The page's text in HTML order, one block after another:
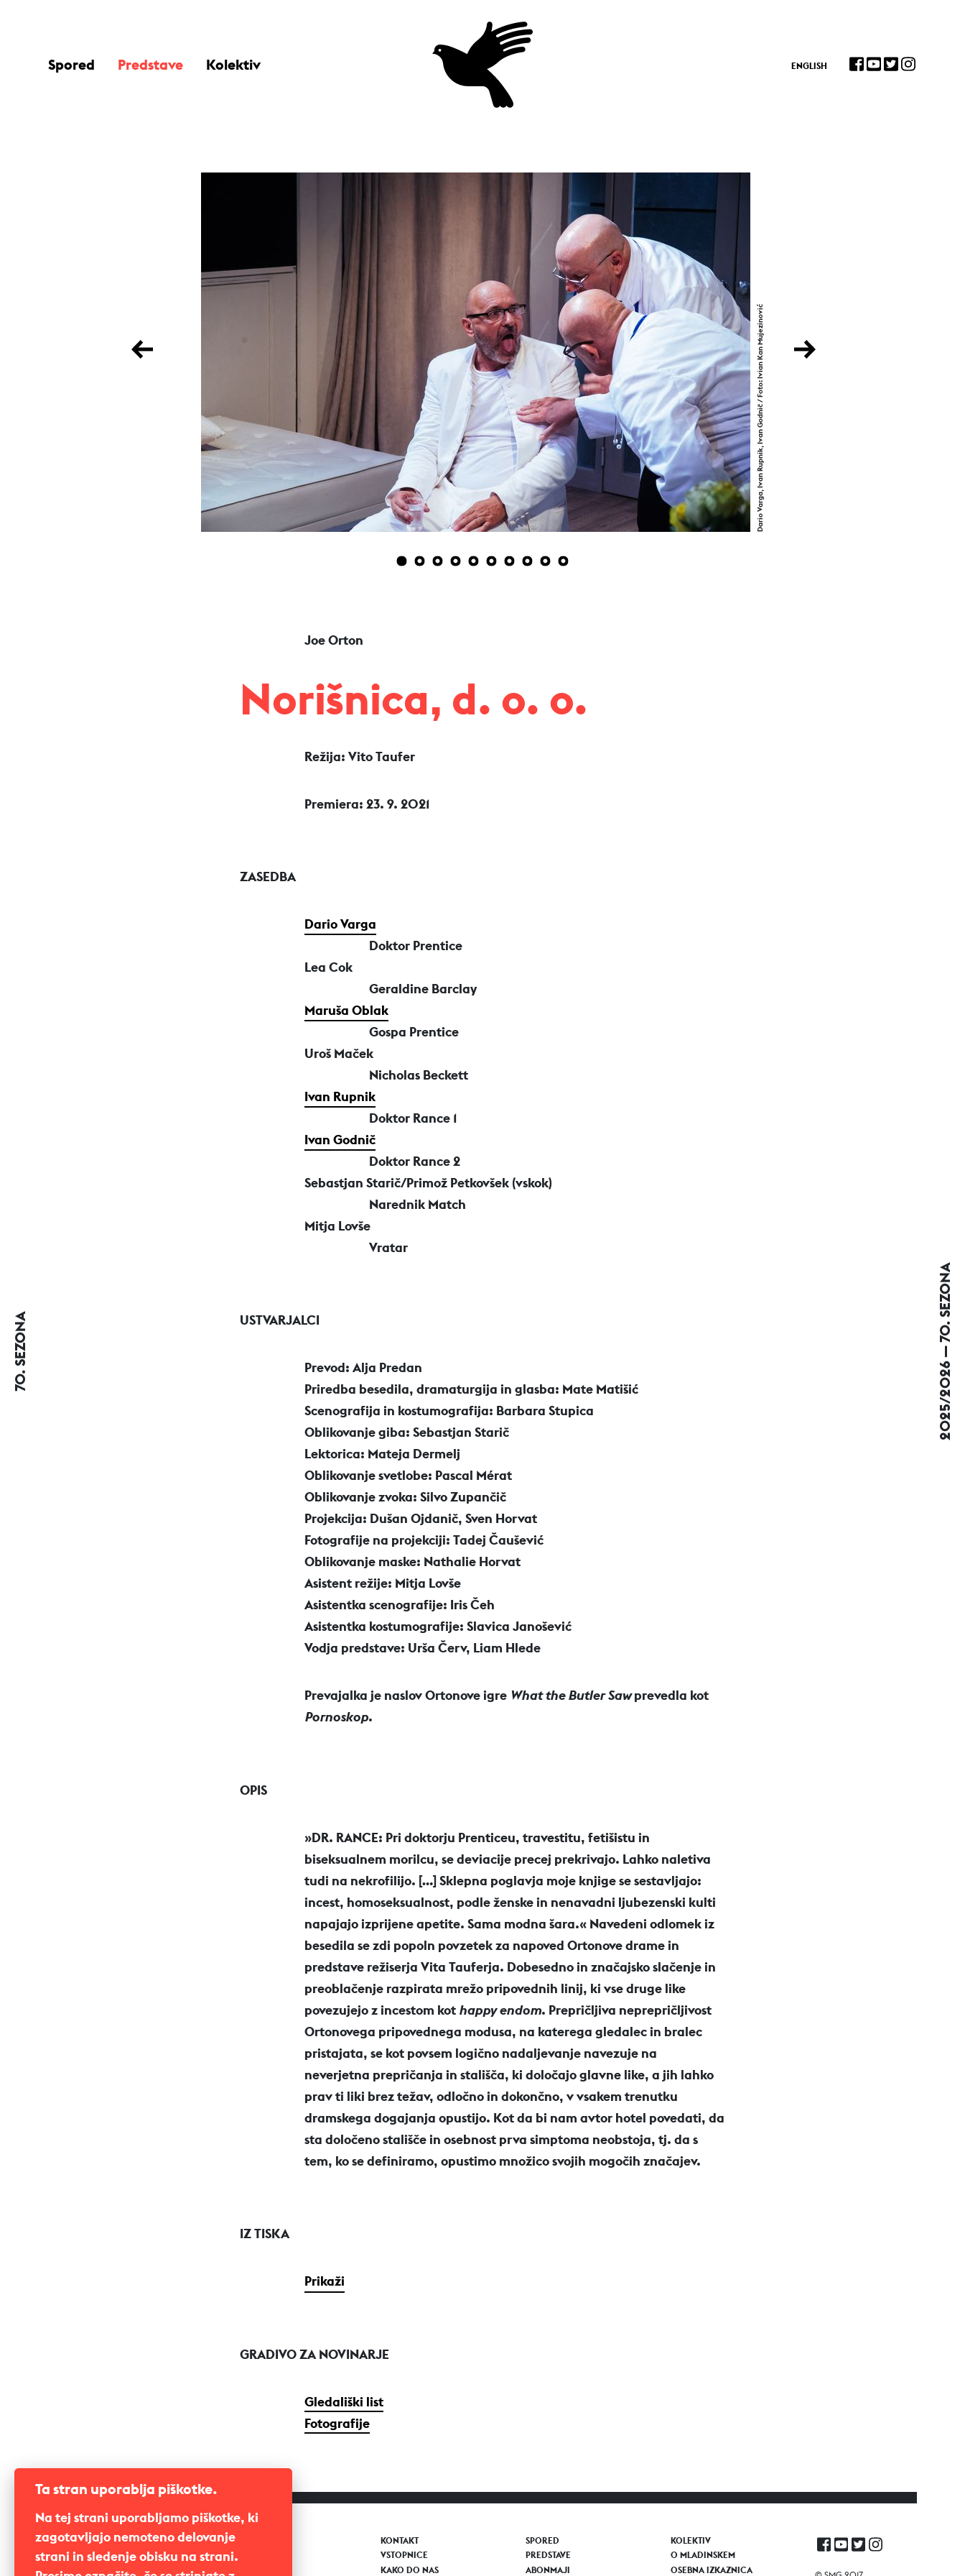
70. SEZONA 2025/2026 — 70. SEZONA
Spored Predstave Kolektiv ENGLISH
Previous Dario Varga, Ivan Rupnik, Ivan Godnič / Foto: Ivian Kan Mujezinović Next
1 2 3 4 5 6 7 8 9 10
Joe Orton
Norišnica, d. o. o.
Režija: Vito Taufer
Premiera: 23. 9. 2021
ZASEDBA
Dario Varga
Doktor Prentice
Lea Cok
Geraldine Barclay
Maruša Oblak
Gospa Prentice
Uroš Maček
Nicholas Beckett
Ivan Rupnik
Doktor Rance 1
Ivan Godnič
Doktor Rance 2
Sebastjan Starič/Primož Petkovšek (vskok)
Narednik Match
Mitja Lovše
Vratar
USTVARJALCI
Prevod: Alja Predan
Priredba besedila, dramaturgija in glasba: Mate Matišić
Scenografija in kostumografija: Barbara Stupica
Oblikovanje giba: Sebastjan Starič
Lektorica: Mateja Dermelj
Oblikovanje svetlobe: Pascal Mérat
Oblikovanje zvoka: Silvo Zupančič
Projekcija: Dušan Ojdanič, Sven Horvat
Fotografije na projekciji: Tadej Čaušević
Oblikovanje maske: Nathalie Horvat
Asistent režije: Mitja Lovše
Asistentka scenografije: Iris Čeh
Asistentka kostumografije: Slavica Janošević
Vodja predstave: Urša Červ, Liam Hlede
Prevajalka je naslov Ortonove igre What the Butler Sawprevedla kot
Pornoskop.
OPIS
»DR. RANCE: Pri doktorju Prenticeu, travestitu, fetišistu in
biseksualnem morilcu, se deviacije precej prekrivajo. Lahko naletiva
tudi na nekrofilijo. […] Sklepna poglavja moje knjige se sestavljajo:
incest, homoseksualnost, podle ženske in nenavadni ljubezenski kulti
napajajo izprijene apetite. Sama modna šara.« Navedeni odlomek iz
besedila se zdi popoln povzetek za napoved Ortonove drame in
predstave režiserja Vita Tauferja. Dobesedno in značajsko slačenje in
preoblačenje razpirata mrežo pripovednih linij, ki vse druge like
povezujejo z incestom kot happy endom. Prepričljiva neprepričljivost
Ortonovega pripovednega modusa, na katerega gledalec in bralec
pristajata, se kot povsem logično nadaljevanje navezuje na
neverjetna prepričanja in stališča, ki določajo glavne like, a jih lahko
prav ti liki brez težav, odločno in dokončno, v vsakem trenutku
dramskega dogajanja opustijo. Kot da bi nam avtor hotel povedati, da
sta določeno stališče in osebnost prva simptoma neobstoja, tj. da s
tem, ko se definiramo, opustimo množico svojih mogočih značajev.
IZ TISKA
Prikaži
GRADIVO ZA NOVINARJE
Gledališki list
Fotografije
KONTAKT
VSTOPNICE
KAKO DO NAS
SPORED
PREDSTAVE
ABONMAJI
KOLEKTIV
O MLADINSKEM
OSEBNA IZKAZNICA
Ta stran uporablja piškotke.
Na tej strani uporabljamo piškotke, ki
zagotavljajo nemoteno delovanje
strani in sledenje obisku na strani.